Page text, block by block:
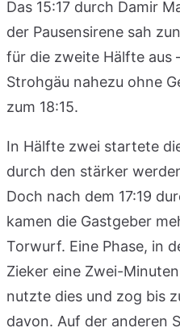
Das 15:17 durch Damir
der Pausensirene sah
für die zweite Hälfte aus
Strohgäu nahezu ohne
zum 18:15.
In Hälfte zwei startete
durch den stärker
Doch nach dem 17:19
kamen die Gastgeber
Torwurf. Eine Phase, in
Zieker eine Zwei-
nutzte dies und zog bis
davon. Auf der anderen